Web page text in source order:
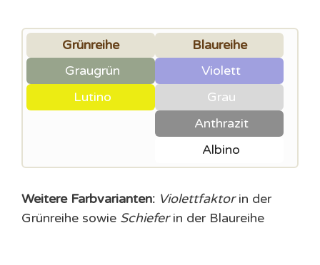
Grünreihe
Blaureihe
Graugrün
Violett
Lutino
Grau
Anthrazit
Albino
Weitere Farbvarianten: Violettfaktorin der
Grünreihe sowie Schieferin der Blaureihe